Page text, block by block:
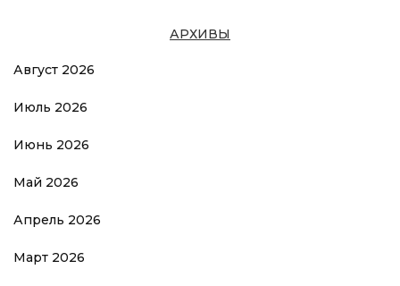
АРХИВЫ
Август 2026
Июль 2026
Июнь 2026
Май 2026
Апрель 2026
Март 2026